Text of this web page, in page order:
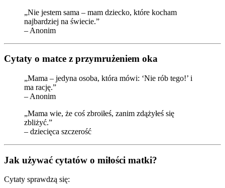
„Nie jestem sama – mam dziecko, które kocham
najbardziej na świecie.”
– Anonim
Cytaty o matce z przymrużeniem oka
„Mama – jedyna osoba, która mówi: ‘Nie rób tego!’ i
ma rację.”
– Anonim
„Mama wie, że coś zbroiłeś, zanim zdążyłeś się
zbliżyć.”
– dziecięca szczerość
Jak używać cytatów o miłości matki?
Cytaty sprawdzą się: